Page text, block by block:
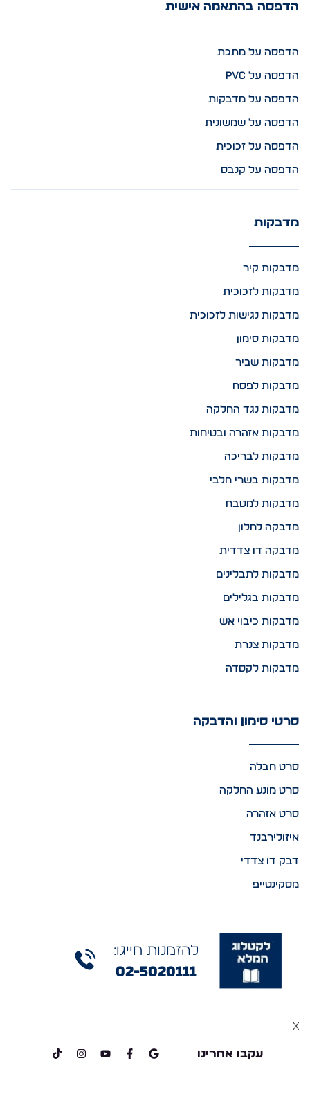
הדפסה בהתאמה אישית
הדפסה על מתכת
הדפסה על PVC
הדפסה על מדבקות
הדפסה על שמשונית
הדפסה על זכוכית
הדפסה על קנבס
מדבקות
מדבקות קיר
מדבקות לזכוכית
מדבקות נגישות לזכוכית
מדבקות סימון
מדבקות שביר
מדבקות לפסח
מדבקות נגד החלקה
מדבקות אזהרה ובטיחות
מדבקות לבריכה
מדבקות בשרי חלבי
מדבקות למטבח
מדבקה לחלון
מדבקה דו צדדית
מדבקות לתבלינים
מדבקות בגלילים
מדבקות כיבוי אש
מדבקות צנרת
מדבקות לקסדה
סרטי סימון והדבקה
סרט חבלה
סרט מונע החלקה
סרט אזהרה
איזולירבנד
דבק דו צדדי
מסקינטייפ
להזמנות חייגו:
02-5020111
עקבו אחרינו
x